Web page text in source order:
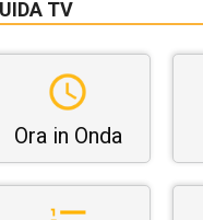
TV
Ora in Onda